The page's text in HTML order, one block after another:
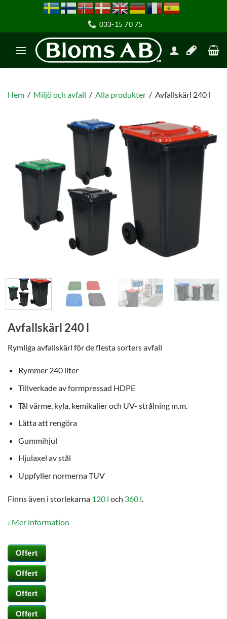
033-15 70 75
Hem / Miljö och avfall / Alla produkter / Avfallskärl 240 l
Avfallskärl 240 l
Rymliga avfallskärl för de flesta sorters avfall
Rymmer 240 liter
Tillverkade av formpressad HDPE
Tål värme, kyla, kemikalier och UV- strålning m.m.
Lätta att rengöra
Gummihjul
Hjulaxel av stål
Uppfyller normerna TUV
Finns även i storlekarna 120 l och 360 l
› Mer information
Offert
Offert
Offert
Offert